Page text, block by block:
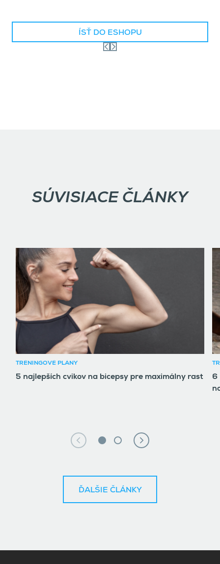
ÍSŤ DO ESHOPU
SÚVISIACE ČLÁNKY
TRÉNINGOVÉ PLÁNY
5 najlepších cvikov na bicepsy pre maximálny rast
6
ĎALŠIE ČLÁNKY